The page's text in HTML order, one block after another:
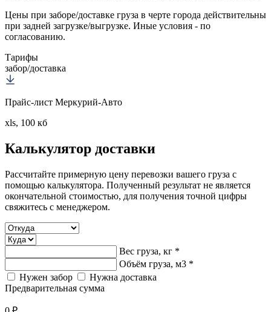
Цены при заборе/доставке груза в черте города действительны
при задней загрузке/выгрузке. Иные условия - по
согласованию.
Тарифы
забор/доставка
Прайс-лист Меркурий-Авто
xls, 100 кб
Калькулятор доставки
Рассчитайте примерную цену перевозки вашего груза с
помощью калькулятора. Полученный результат не является
окончательной стоимостью, для получения точной цифры
свяжитесь с менеджером.
Вес груза, кг *
Объём груза, м3 *
Нужен забор
Нужна доставка
Предварительная сумма